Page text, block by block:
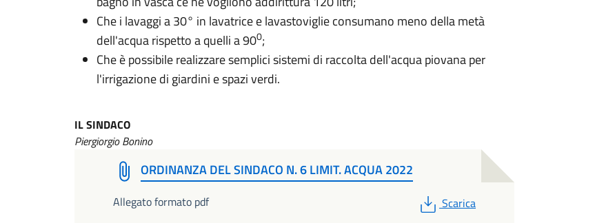
Che i lavaggi a 30° in lavatrice e lavastoviglie consumano meno della metà
dell'acqua rispetto a quelli a 900;
Che è possibile realizzare semplici sistemi di raccolta dell'acqua piovana per
l'irrigazione di giardini e spazi verdi.
​IL SINDACO
Piergiorgio Bonino
ORDINANZA DEL SINDACO N. 6 LIMIT. ACQUA 2022
Allegato formato pdf PDF
Scarica